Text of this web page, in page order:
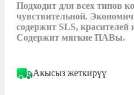
Подходит для всех типов
чувствительной.
содержит SLS, красителей
Содержит мягкие ПАВы.
Акысыз жеткирүү